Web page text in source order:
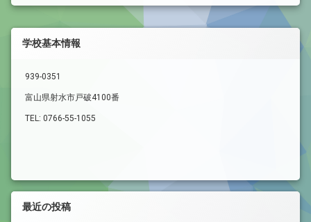
学校基本情報
939-0351
富山県射水市戸破4100番
TEL: 0766-55-1055
最近の投稿